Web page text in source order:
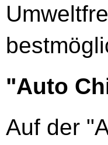
"Auto
Auf der